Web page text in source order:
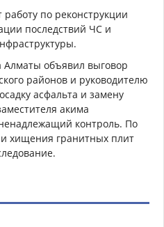
по реконструкции
последствий ЧС и
объявил выговор
районов и руководителю
асфальта и замену
акима
контроль. По
хищения гранитных плит